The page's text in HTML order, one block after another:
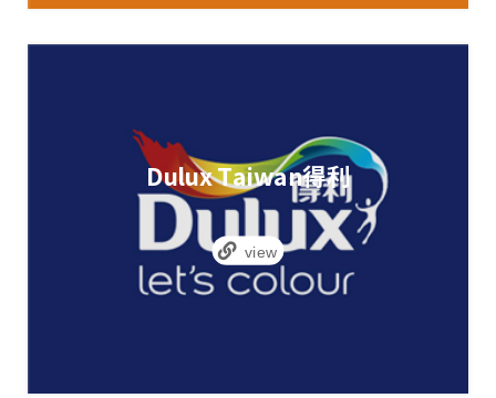
Dulux Taiwan得利
view